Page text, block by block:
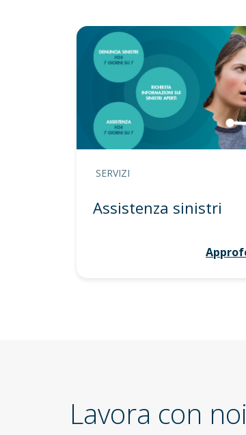
SERVIZI
Assistenza sinistri
Lavora con noi